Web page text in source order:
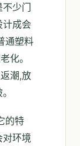
不少门
计成会
通塑料
化。
潮,放
的特
对环境